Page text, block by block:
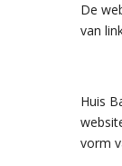
De
van
Huis
vorm